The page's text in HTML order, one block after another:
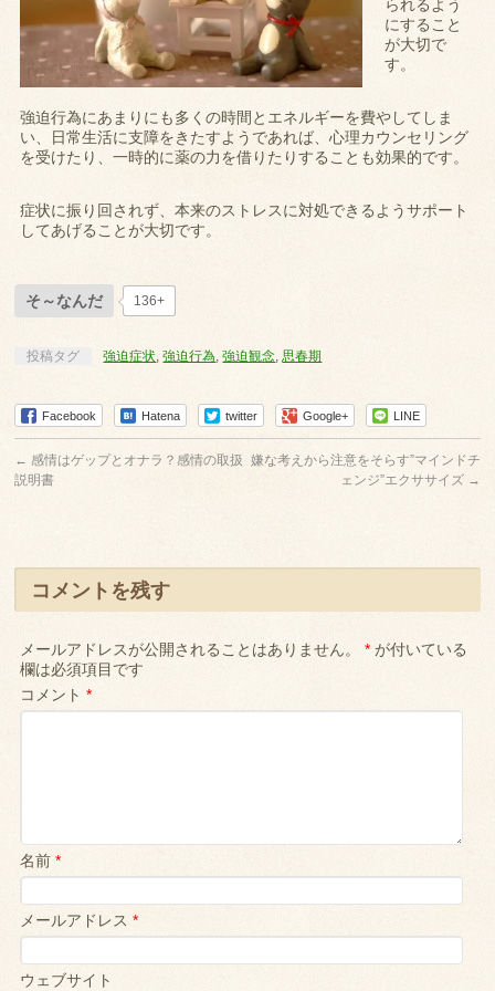
られるよう
にすること
が大切で
す。
強迫行為にあまりにも多くの時間とエネルギーを費やしてしま
い、日常生活に支障をきたすようであれば、心理カウンセリング
を受けたり、一時的に薬の力を借りたりすることも効果的です。
症状に振り回されず、本来のストレスに対処できるようサポート
してあげることが大切です。
そ～なんだ 136+
投稿タグ 強迫症状,強迫行為,強迫観念,思春期
Facebook Hatena twitter Google+ LINE
← 感情はゲップとオナラ？感情の取扱
説明書
嫌な考えから注意をそらす”マインドチ
ェンジ”エクササイズ →
コメントを残す
メールアドレスが公開されることはありません。 * が付いている
欄は必須項目です
コメント*
名前*
メールアドレス*
ウェブサイト